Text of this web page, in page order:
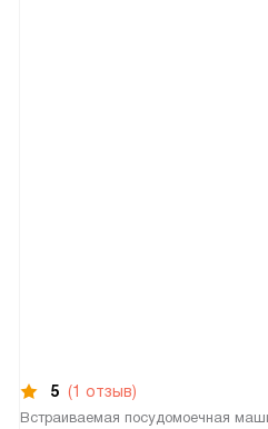
5 (1 отзыв)
Встраиваемая посудомоечная